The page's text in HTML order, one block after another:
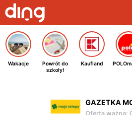
Wakacje
Powrót do
szkoły!
Kaufland
GAZETKA
Oferta ważna: